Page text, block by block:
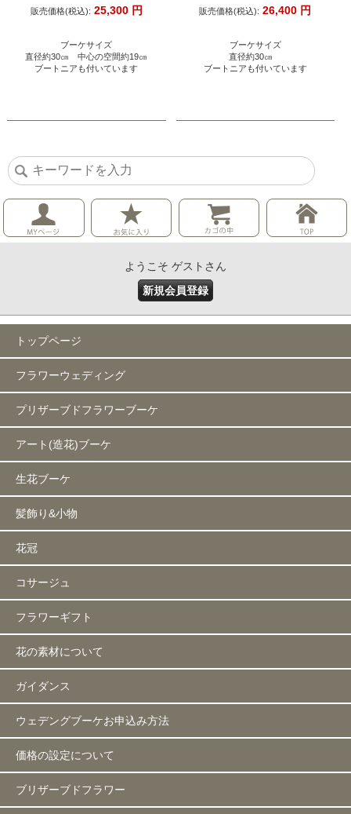
販売価格(税込): 25,300 円
ブーケサイズ
直径約30㎝ 中心の空間約19㎝
ブートニアも付いています
販売価格(税込): 26,400 円
ブーケサイズ
直径約30㎝
ブートニアも付いています
ようこそ ゲストさん
新規会員登録
トップページ
フラワーウェディング
プリザーブドフラワーブーケ
アート(造花)ブーケ
生花ブーケ
髪飾り&小物
花冠
コサージュ
フラワーギフト
花の素材について
ガイダンス
ウェデングブーケお申込み方法
価格の設定について
ブリザーブドフラワー